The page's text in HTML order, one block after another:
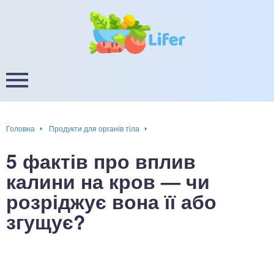
Головна Продукти для органів тіла
5 фактів про вплив
калини на кров — чи
розріджує вона її або
згущує?
ШКТ
/ звуження судин
енергії, уваги